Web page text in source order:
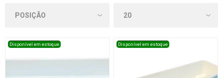
Disponível em estoque Disponível em estoque